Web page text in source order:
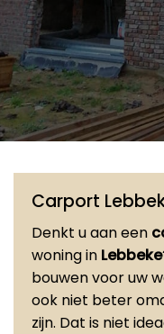
Carport
Denkt u aan een
woning in Lebbeke
bouwen voor uw
ook niet beter
zijn. Dat is niet